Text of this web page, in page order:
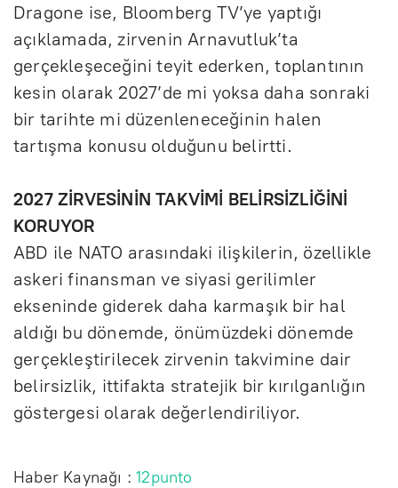
Dragone ise, Bloomberg TV’ye yaptığı
açıklamada, zirvenin Arnavutluk’ta
gerçekleşeceğini teyit ederken, toplantının
kesin olarak 2027’de mi yoksa daha sonraki
bir tarihte mi düzenleneceğinin halen
tartışma konusu olduğunu belirtti.
2027 ZİRVESİNİN TAKVİMİ BELİRSİZLİĞİNİ
KORUYOR
ABD ile NATO arasındaki ilişkilerin, özellikle
askeri finansman ve siyasi gerilimler
ekseninde giderek daha karmaşık bir hal
aldığı bu dönemde, önümüzdeki dönemde
gerçekleştirilecek zirvenin takvimine dair
belirsizlik, ittifakta stratejik bir kırılganlığın
göstergesi olarak değerlendiriliyor.
Haber Kaynağı :12punto